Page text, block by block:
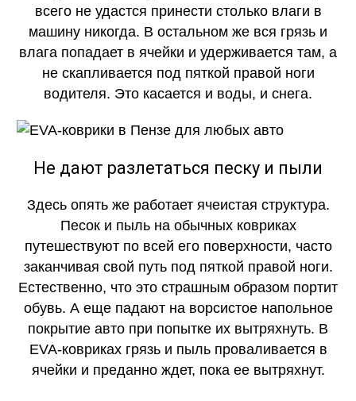
всего не удастся принести столько влаги в
машину никогда. В остальном же вся грязь и
влага попадает в ячейки и удерживается там, а
не скапливается под пяткой правой ноги
водителя. Это касается и воды, и снега.
Не дают разлетаться песку и пыли
Здесь опять же работает ячеистая структура.
Песок и пыль на обычных ковриках
путешествуют по всей его поверхности, часто
заканчивая свой путь под пяткой правой ноги.
Естественно, что это страшным образом портит
обувь. А еще падают на ворсистое напольное
покрытие авто при попытке их вытряхнуть. В
EVA-ковриках грязь и пыль проваливается в
ячейки и преданно ждет, пока ее вытряхнут.